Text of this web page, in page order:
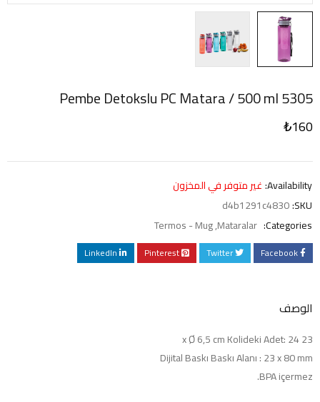
5305 Pembe Detokslu PC Matara / 500 ml
₺160
Availability: غير متوفر في المخزون
SKU:
d4b1291c4830
Categories:
Mataralar
,
Termos - Mug
Facebook
Twitter
Pinterest
LinkedIn
الوصف
23 x Ø 6,5 cm Kolideki Adet: 24
Dijital Baskı Baskı Alanı : 23 x 80 mm
BPA içermez.